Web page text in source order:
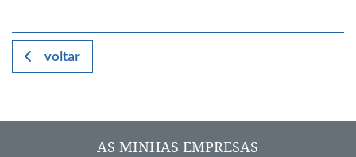
voltar
AS MINHAS EMPRESAS